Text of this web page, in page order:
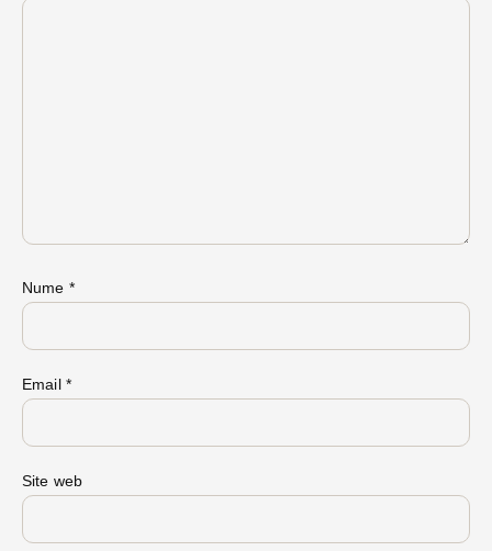
Nume *
Email *
Site web